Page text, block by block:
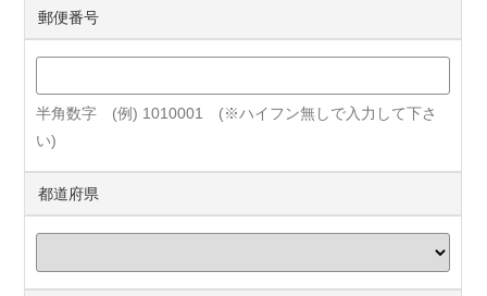
郵便番号
半角数字 (例) 1010001 (※ハイフン無しで入力して下さ
い)
都道府県